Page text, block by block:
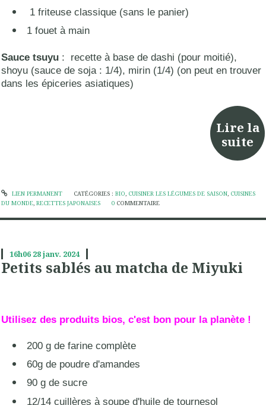
1 friteuse classique (sans le panier)
1 fouet à main
Sauce tsuyu : recette à base de dashi (pour moitié),
shoyu (sauce de soja : 1/4), mirin (1/4) (on peut en trouver
dans les épiceries asiatiques)
Lire la
suite
LIEN PERMANENT CATÉGORIES : BIO, CUISINER LES LÉGUMES DE SAISON, CUISINES
DU MONDE, RECETTES JAPONAISES 0 COMMENTAIRE
16h06 28janv. 2024
Petits sablés au matcha de Miyuki
Utilisez des produits bios, c'est bon pour la planète !
200 g de farine complète
60g de poudre d'amandes
90 g de sucre
12/14 cuillères à soupe d'huile de tournesol